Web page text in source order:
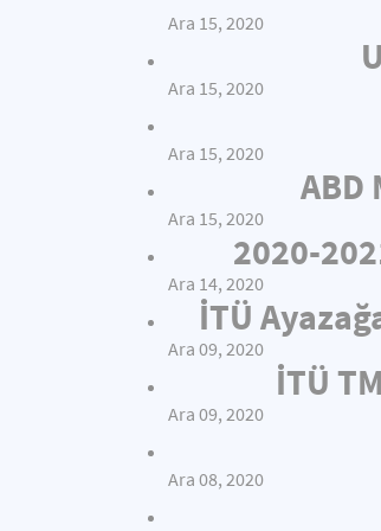
Ara 15, 2020
Ara 15, 2020
Ara 15, 2020
ABD
Ara 15, 2020
2020-
Ara 14, 2020
İTÜ
Ara 09, 2020
İTÜ
Ara 09, 2020
Ara 08, 2020